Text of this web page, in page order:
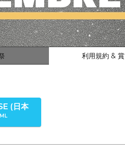
利用規約 & 賞
(日本
ML